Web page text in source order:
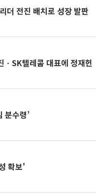
더 전진 배치로 성장 발판
SK텔레콤 대표에 정재헌
분수령’
확보'